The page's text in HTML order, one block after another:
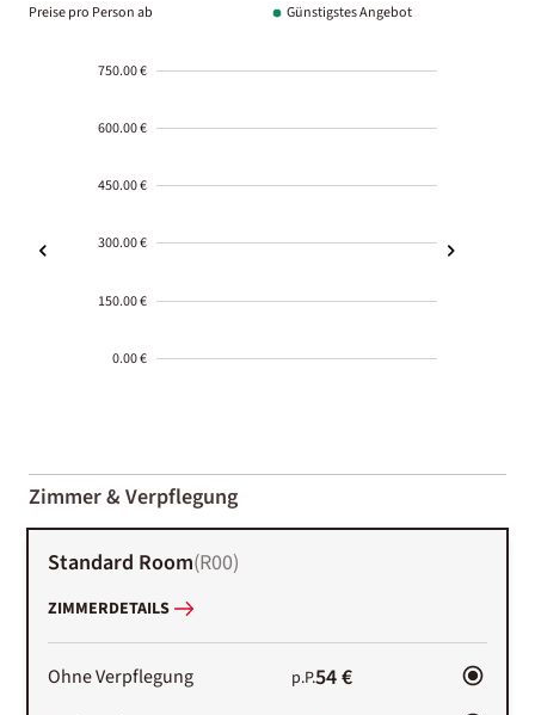
Preise pro Person ab Günstigstes Angebot
750.00 €
600.00 €
450.00 €
300.00 €
150.00 €
0.00 €
01-02
Zimmer & Verpflegung
Standard Room(R00)
ZIMMERDETAILS
Ohne Verpflegung p.P.54 €